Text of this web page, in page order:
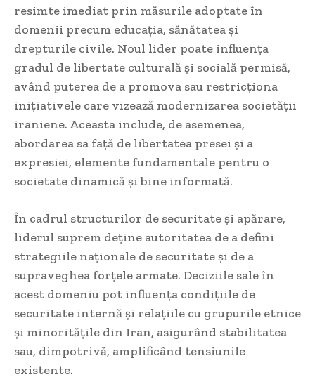
resimte imediat prin măsurile adoptate în
domenii precum educația, sănătatea și
drepturile civile. Noul lider poate influența
gradul de libertate culturală și socială permisă,
având puterea de a promova sau restricționa
inițiativele care vizează modernizarea societății
iraniene. Aceasta include, de asemenea,
abordarea sa față de libertatea presei și a
expresiei, elemente fundamentale pentru o
societate dinamică și bine informată.
În cadrul structurilor de securitate și apărare,
liderul suprem deține autoritatea de a defini
strategiile naționale de securitate și de a
supraveghea forțele armate. Deciziile sale în
acest domeniu pot influența condițiile de
securitate internă și relațiile cu grupurile etnice
și minoritățile din Iran, asigurând stabilitatea
sau, dimpotrivă, amplificând tensiunile
existente.